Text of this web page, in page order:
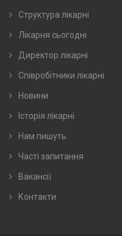
Структура лікарні
Лікарня сьогодні
Директор лікарні
Співробітники лікарні
Новини
Історія лікарні
Нам пишуть
Часті запитання
Вакансії
Контакти